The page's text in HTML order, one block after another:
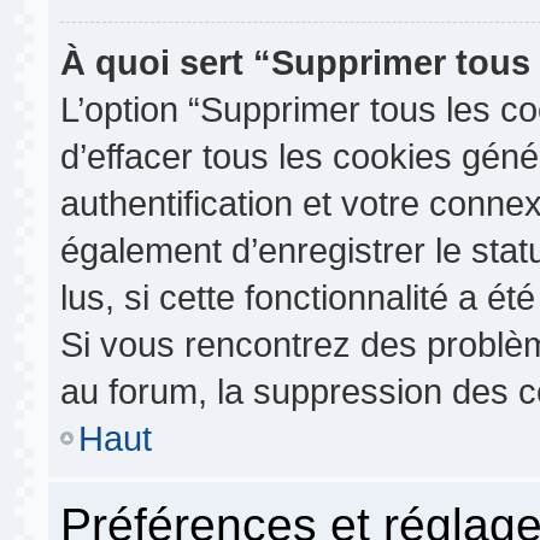
À quoi sert “Supprimer
L’option “Supprimer tous les
d’effacer tous les cookies
authentification et votre
également d’enregistrer le
lus, si cette fonctionnalité a
Si vous rencontrez des
au forum, la suppression des
Haut
Préférences et